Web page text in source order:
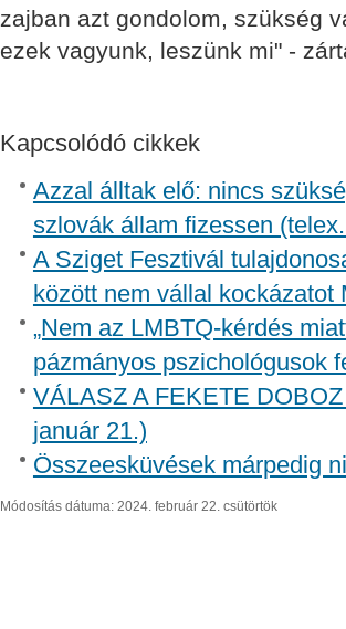
zajban azt gondolom, szükség
ezek vagyunk, leszünk mi" -
Kapcsolódó cikkek
Azzal álltak elő: nincs
szlovák állam fizessen
A Sziget Fesztivál
között nem vállal kockázatot
„Nem az LMBTQ-kérdés
pázmányos pszichológusok
VÁLASZ A FEKETE
január 21.)
Összeesküvések márpedig
Módosítás dátuma: 2024. február 22. csütörtök